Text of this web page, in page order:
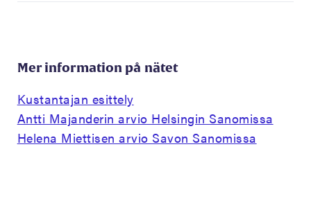
Mer information på nätet
Kustantajan esittely
Antti Majanderin arvio Helsingin Sanomissa
Helena Miettisen arvio Savon Sanomissa